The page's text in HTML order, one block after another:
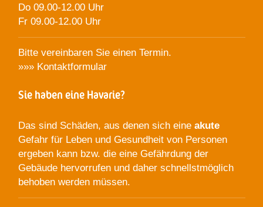
Do 09.00-12.00 Uhr
Fr 09.00-12.00 Uhr
Bitte vereinbaren Sie einen Termin.
»»» Kontaktformular
Sie haben eine Havarie?
Das sind Schäden, aus denen sich eine akute
Gefahr für Leben und Gesundheit von Personen
ergeben kann bzw. die eine Gefährdung der
Gebäude hervorrufen und daher schnellstmöglich
behoben werden müssen.